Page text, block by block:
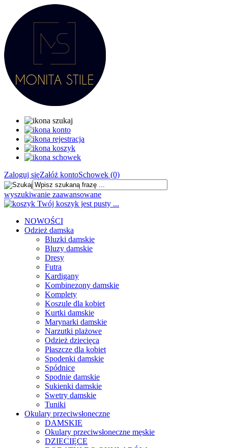
Zaloguj sięZałóż kontoSchowek (0)
wyszukiwanie zaawansowane
Twój koszyk jest pusty ...
NOWOŚCI
Odzież damska
Bluzki damskie
Bluzy damskie
Dresy
Futra
Kardigany
Kombinezony damskie
Komplety
Koszule dla kobiet
Kurtki damskie
Marynarki damskie
Narzutki plażowe
Odzież dziecięca
Płaszcze dla kobiet
Spodenki damskie
Spódnice
Spodnie damskie
Sukienki damskie
Swetry damskie
Tuniki
Okulary przeciwsłoneczne
DAMSKIE
Okulary przeciwsłoneczne męskie
DZIECIĘCE